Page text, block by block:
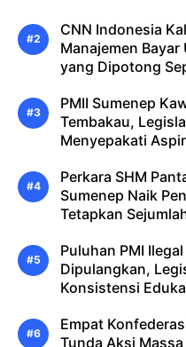
CNN Indonesia
Manajemen
yang Dipotong
PMII Sumenep
Tembakau,
Menyepakati
Perkara SHM
Sumenep Naik
Tetapkan
Puluhan PMI
Dipulangkan,
Konsistensi
Empat
Tunda Aksi Massa